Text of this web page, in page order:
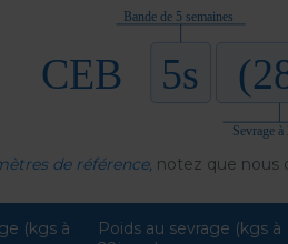
de référence, notez que nous
(kgs à
Poids au sevrage (kgs à